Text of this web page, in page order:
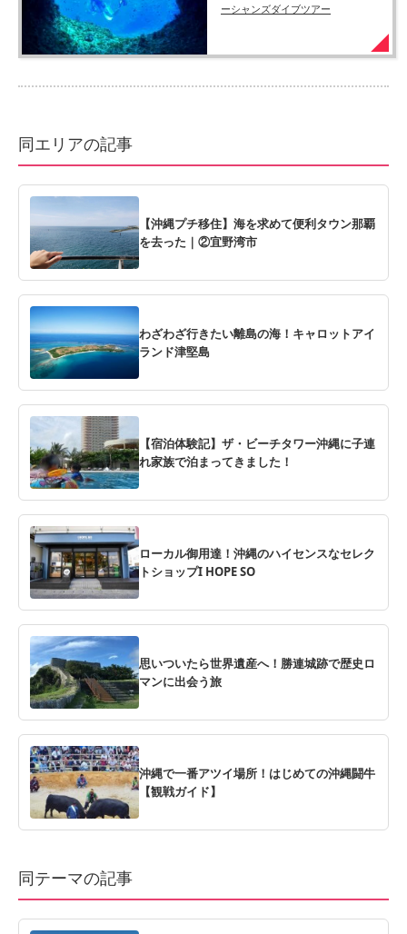
ーシャンズダイブツアー
同エリアの記事
【沖縄プチ移住】海を求めて便利タウン那覇
を去った｜②宜野湾市
わざわざ行きたい離島の海！キャロットアイ
ランド津堅島
【宿泊体験記】ザ・ビーチタワー沖縄に子連
れ家族で泊まってきました！
ローカル御用達！沖縄のハイセンスなセレク
トショップI HOPE SO
思いついたら世界遺産へ！勝連城跡で歴史ロ
マンに出会う旅
沖縄で一番アツイ場所！はじめての沖縄闘牛
【観戦ガイド】
同テーマの記事